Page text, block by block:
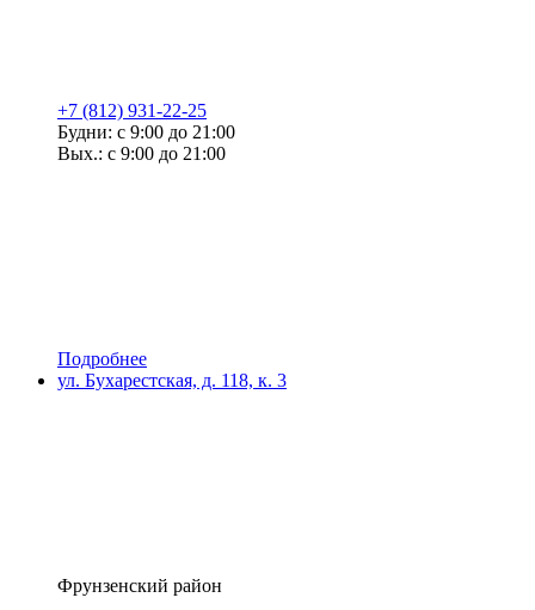
+7 (812) 931-22-25
Будни: с 9:00 до 21:00
Вых.: с 9:00 до 21:00
Подробнее
ул. Бухарестская, д. 118, к. 3
Фрунзенский район